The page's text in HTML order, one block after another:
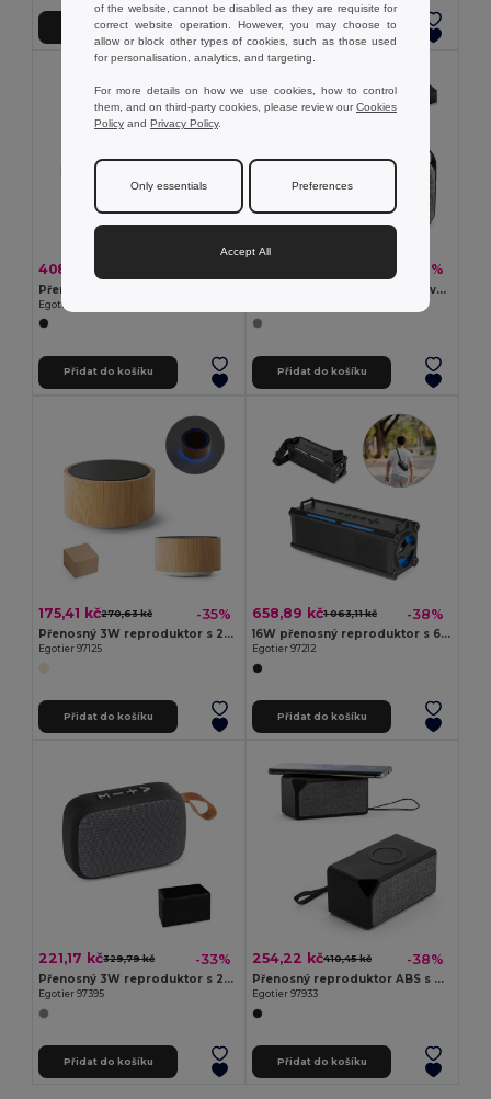
Přidat do košíku Přidat do košíku
408,60 kč
Egotier 97140
Přidat do košíku
-56%
Přenosný 6W reproduktor s výdrží baterie 4h z ABS
Přidat do košíku
175,41 kč270,63 kč -35%
Přenosný 3W reproduktor s 2h výdrží baterie z bambusu a ABS
Egotier 97125
Přidat do košíku
658,89 kč1 063,11 kč -38%
16W přenosný reproduktor s 6hodinovou výdrží baterie z materiálu ABS
Egotier 97212
Přidat do košíku
221,17 kč329,79 kč -33%
Přenosný 3W reproduktor s 2h výdrží baterie z polyesteru a ABS
Egotier 97395
Přidat do košíku
254,22 kč410,45 kč -38%
Přenosný reproduktor ABS s bezdrátovým nabíjením
Egotier 97933
Přidat do košíku
of the website, cannot be disabled as they are requisite for
correct website operation. However, you may choose to
allow or block other types of cookies, such as those used
for personalisation, analytics, and targeting.
For more details on how we use cookies, how to control
them, and on third-party cookies, please review ourCookies
Policy and Privacy Policy.
Only essentials Preferences
Accept All